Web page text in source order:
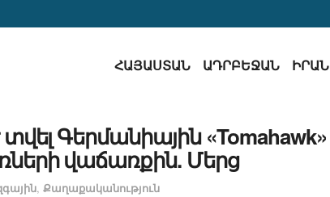
ՀԱՅԱՍՏԱՆ ԱԴՐԲԵՋԱՆ ԻՐԱՆ
Գերմանիային «Tomahawk»
վաճառքին. Մերց
, Քաղաքականություն